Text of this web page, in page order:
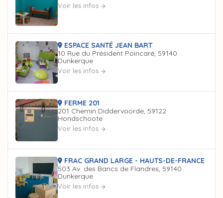
Voir les infos
ESPACE SANTÉ JEAN BART
10 Rue du Président Poincaré, 59140
Dunkerque
Voir les infos
FERME 201
201 Chemin Diddervoorde, 59122
Hondschoote
Voir les infos
FRAC GRAND LARGE - HAUTS-DE-FRANCE
503 Av. des Bancs de Flandres, 59140
Dunkerque
Voir les infos